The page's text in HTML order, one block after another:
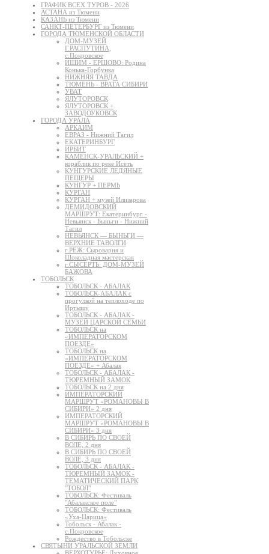
ГРАФИК ВСЕХ ТУРОВ - 2026
АСТАНА из Тюмени
КАЗАНЬ из Тюмени
САНКТ-ПЕТЕРБУРГ из Тюмени
ГОРОДА ТЮМЕНСКОЙ ОБЛАСТИ
ДОМ-МУЗЕЙ
Г.РАСПУТИНА,
с.Покровское
ИШИМ - ЕРШОВО: Родина
Конька-Горбунка
НИЖНЯЯ ТАВДА
ТЮМЕНЬ - ВРАТА СИБИРИ
УВАТ
ЯЛУТОРОВСК
ЯЛУТОРОВСК +
ЗАВОДОУКОВСК
ГОРОДА УРАЛА
АРКАИМ
ЕВРАЗ - Нижний Тагил
ЕКАТЕРИНБУРГ
ИРБИТ
КАМЕНСК-УРАЛЬСКИЙ +
кораблик по реке Исеть
КУНГУРСКИЕ ЛЕДЯНЫЕ
ПЕЩЕРЫ
КУНГУР + ПЕРМЬ
КУРГАН
КУРГАН + музей Илизарова
ДЕМИДОВСКИЙ
МАРШРУТ: Екатеринбург -
Невьянск - Быньги - Нижний
Тагил
НЕВЬЯНСК — БЫНЬГИ —
ВЕРХНИЕ ТАВОЛГИ
г.РЕЖ: Сыроварня и
Шоколадная мастерская
г.СЫСЕРТЬ: ДОМ-МУЗЕЙ
БАЖОВА
ТОБОЛЬСК
ТОБОЛЬСК - АБАЛАК
ТОБОЛЬСК-АБАЛАК с
прогулкой на теплоходе по
Иртышу
ТОБОЛЬСК - АБАЛАК -
МУЗЕЙ ЦАРСКОЙ СЕМЬИ
ТОБОЛЬСК на
«ИМПЕРАТОРСКОМ
ПОЕЗДЕ»
ТОБОЛЬСК на
«ИМПЕРАТОРСКОМ
ПОЕЗДЕ» + Абалак
ТОБОЛЬСК - АБАЛАК -
ТЮРЕМНЫЙ ЗАМОК
ТОБОЛЬСК на 2 дня
ИМПЕРАТОРСКИЙ
МАРШРУТ «РОМАНОВЫ В
СИБИРИ» 2 дня
ИМПЕРАТОРСКИЙ
МАРШРУТ «РОМАНОВЫ В
СИБИРИ» 3 дня
В СИБИРЬ ПО СВОЕЙ
ВОЛЕ, 2 дня
В СИБИРЬ ПО СВОЕЙ
ВОЛЕ, 3 дня
ТОБОЛЬСК - АБАЛАК -
ТЮРЕМНЫЙ ЗАМОК -
ТЕМАТИЧЕСКИЙ ПАРК
"ТОБОЛ"
ТОБОЛЬСК: Фестиваль
"Абалакское поле"
ТОБОЛЬСК: Фестиваль
«Уха-Царица»
Тобольск - Абалак -
с.Покровское
Рождество в Тобольске
СВЯТЫНИ УРАЛЬСКОЙ ЗЕМЛИ